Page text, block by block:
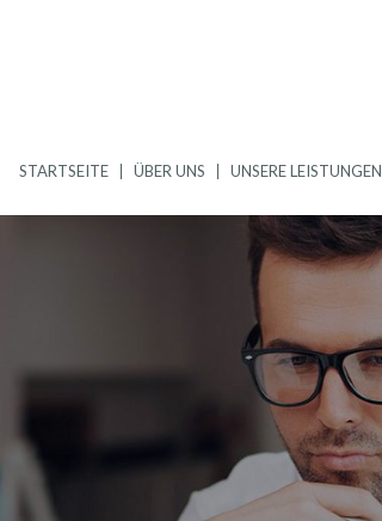
STARTSEITE ÜBER UNS UNSERE LEISTUNGEN